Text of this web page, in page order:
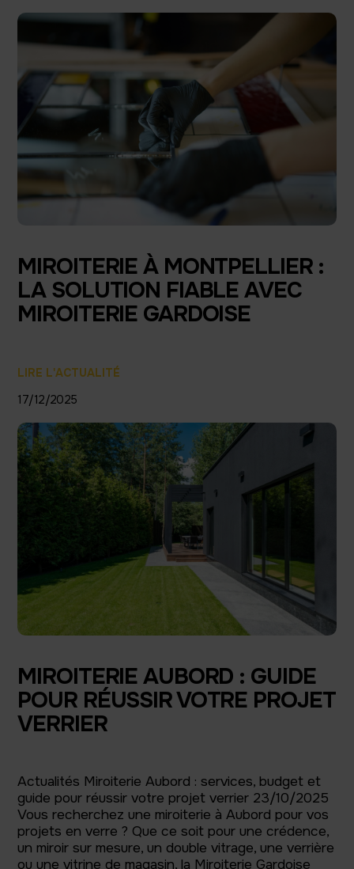
MIROITERIE À MONTPELLIER :
LA SOLUTION FIABLE AVEC
MIROITERIE GARDOISE
LIRE L'ACTUALITÉ
17/12/2025
MIROITERIE AUBORD : GUIDE
POUR RÉUSSIR VOTRE PROJET
VERRIER
Actualités Miroiterie Aubord : services, budget et
guide pour réussir votre projet verrier 23/10/2025
Vous recherchez une miroiterie à Aubord pour vos
projets en verre ? Que ce soit pour une crédence,
un miroir sur mesure, un double vitrage, une verrière
ou une vitrine de magasin, la Miroiterie Gardoise